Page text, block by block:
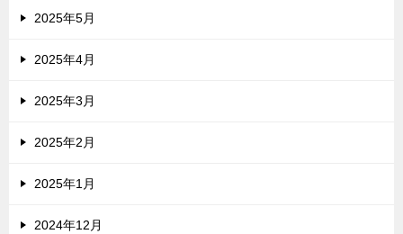
2025年5月
2025年4月
2025年3月
2025年2月
2025年1月
2024年12月